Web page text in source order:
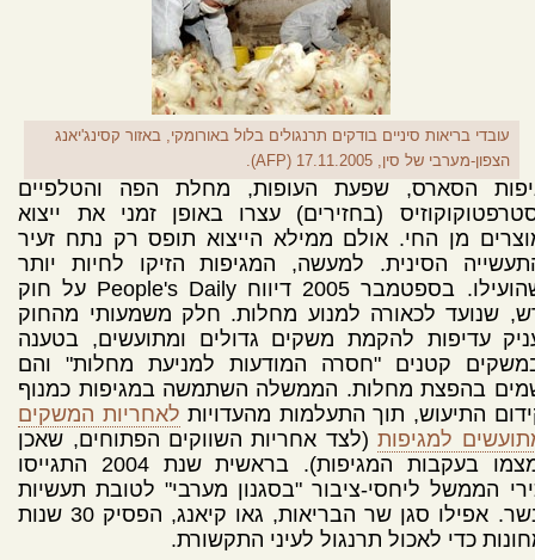
עובדי בריאות סיניים בודקים תרנגולים בלול באורומקי, באזור קסינג'יאנג
הצפון-מערבי של סין, 17.11.2005 (AFP).
הסארס, שפעת העופות, מחלת הפה והטלפיים
(בחזירים) עצרו באופן זמני את ייצוא
מן החי. אולם ממילא הייצוא תופס רק נתח זעיר
הסינית. למעשה, המגיפות הזיקו לחיות יותר
משהועילו. בספטמבר 2005 דיווח People's Daily על חוק
שנועד לכאורה למנוע מחלות. חלק משמעותי מהחוק
עדיפות להקמת משקים גדולים ומתועשים, בטענה
קטנים "חסרה המודעות למניעת מחלות" והם
בהפצת מחלות. הממשלה השתמשה במגיפות כמנוף
התיעוש, תוך התעלמות מהעדויות לאחריות המשקים
למגיפות(לצד אחריות השווקים הפתוחים, שאכן
צומצמו בעקבות המגיפות). בראשית שנת 2004 התגייסו
הממשל ליחסי-ציבור "בסגנון מערבי" לטובת תעשיות
הבשר. אפילו סגן שר הבריאות, גאו קיאנג, הפסיק 30 שנות
כדי לאכול תרנגול לעיני התקשורת.